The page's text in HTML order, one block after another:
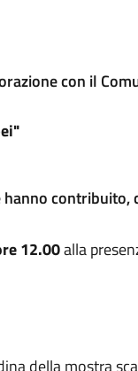
con il
12.00alla
della mostra